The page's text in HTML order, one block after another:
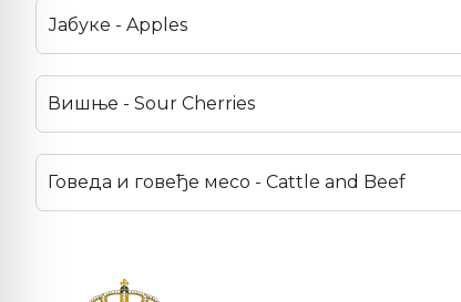
Јабуке - Apples
Вишње - Sour Cherries
Говеда и говеђе месо - Cattle and Beef